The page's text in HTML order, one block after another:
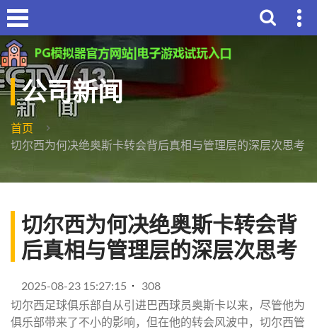
公司新闻
首页
切尔西为何决绝奥斯卡转会背后真相与管理层的深层次思考
切尔西为何决绝奥斯卡转会背
后真相与管理层的深层次思考
2025-08-23 15:27:15
308
切尔西足球俱乐部自从引进巴西球员奥斯卡以来，尽管他为
俱乐部带来了不小的影响，但在他的转会风波中，切尔西管